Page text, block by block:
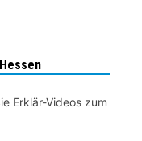
Erklär-Videos zum